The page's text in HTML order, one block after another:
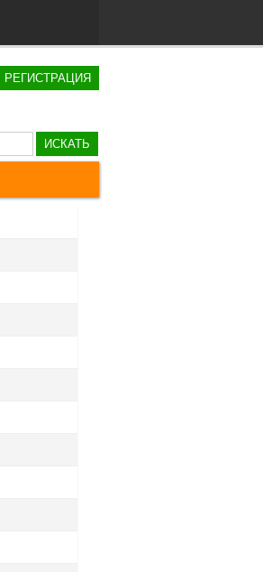
РЕГИСТРАЦИЯ
ИСКАТЬ